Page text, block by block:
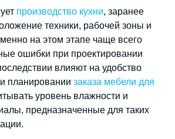
производство кухни, заранее
техники, рабочей зоны и
на этом этапе чаще всего
ошибки при проектировании
влияют на удобство
планировании заказа мебели для
уровень влажности и
предназначенные для таких